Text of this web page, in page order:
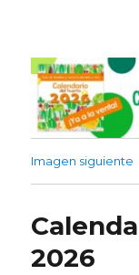
Imagen siguiente
2026